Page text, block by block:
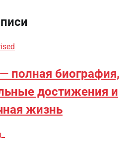
полная биография,
достижения и
жизнь